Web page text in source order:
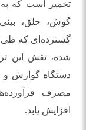
تخمیر است که
گوش، حلق،
گسترده‌ای که طی
شده، نقش این
دستگاه گوارش
مصرف
افزایش یابد.